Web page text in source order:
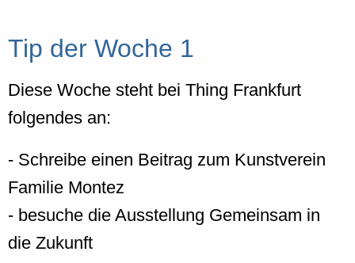
Tip der Woche 1
Diese Woche steht bei Thing Frankfurt
folgendes an:
- Schreibe einen Beitrag zum Kunstverein
Familie Montez
- besuche die Ausstellung Gemeinsam in
die Zukunft